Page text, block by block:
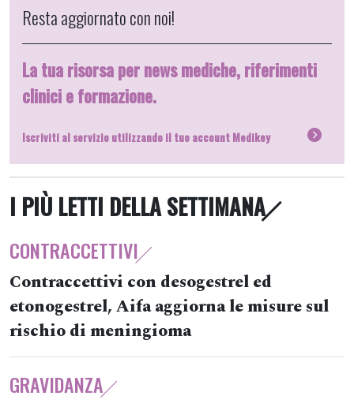
Resta aggiornato con noi!
La tua risorsa per news mediche, riferimenti
clinici e formazione.
Iscriviti al servizio utilizzando il tuo account Medikey
I PIÙ LETTI DELLA SETTIMANA
CONTRACCETTIVI
Contraccettivi con desogestrel ed
etonogestrel, Aifa aggiorna le misure sul
rischio di meningioma
GRAVIDANZA